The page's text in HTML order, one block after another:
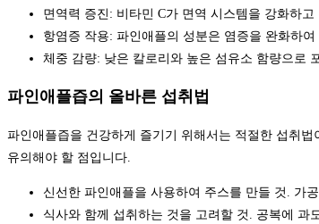
면역력 증진: 비타민 C가 면역 시스템을 강화하
항염증 작용: 파인애플의 성분은 염증을 완화하
체중 감량: 낮은 칼로리와 높은 섬유소 함량으로
파인애플즙의 올바른 섭취법
파인애플즙을 건강하게 즐기기 위해서는 적절한 섭취
유의해야 할 점입니다.
신선한 파인애플을 사용하여 주스를 만들 것. 가
식사와 함께 섭취하는 것을 고려할 것. 공복에 과